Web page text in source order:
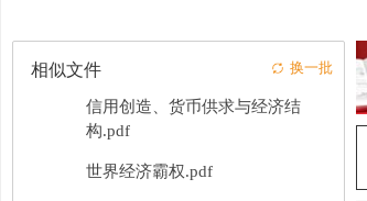
相似文件 换一批
信用创造、货币供求与经济结
构.pdf
世界经济霸权.pdf